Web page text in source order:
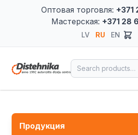
Оптовая торговля: +371
Мастерская: +371 28
LV RU EN
Search for:
Продукция